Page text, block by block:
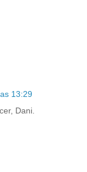
13:29
Dani.